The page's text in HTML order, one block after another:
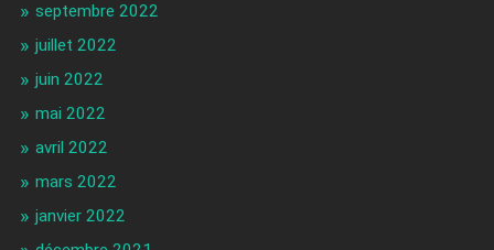
septembre 2022
juillet 2022
juin 2022
mai 2022
avril 2022
mars 2022
janvier 2022